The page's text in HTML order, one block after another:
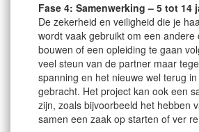
Fase 4: Samenwerking – 5 tot 14
De zekerheid en veiligheid die je
wordt vaak gebruikt om een andere
bouwen of een opleiding te gaan
veel steun van de partner maar
spanning en het nieuwe wel terug
gebracht. Het project kan ook een
zijn, zoals bijvoorbeeld het hebben
samen een zaak op starten of ver